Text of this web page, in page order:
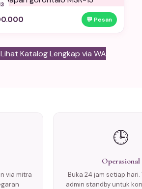
💬 Pesan
Lihat Katalog Lengkap via WA
via mitra
🕒
Operasional
Buka 24 jam setiap
admin standby untuk